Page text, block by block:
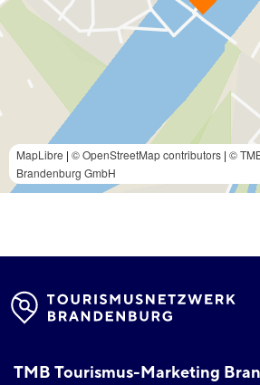
MapLibre | © OpenStreetMap contributors | ©
Brandenburg GmbH
TMB Tourismus-Marketing